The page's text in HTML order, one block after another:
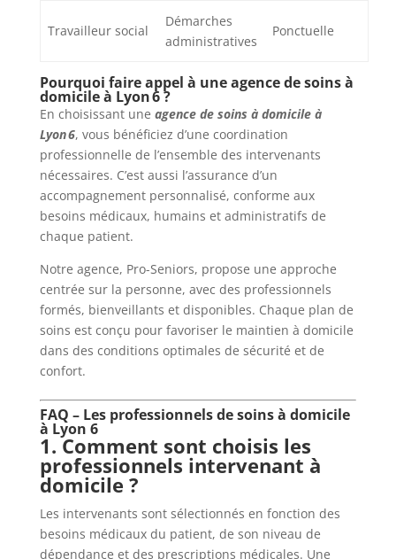
Travailleur social
Démarches
administratives
Ponctuelle
Pourquoi faire appel à une agence de soins à
domicile à Lyon 6 ?
En choisissant une agence de soins à domicile à
Lyon 6, vous bénéficiez d’une coordination
professionnelle de l’ensemble des intervenants
nécessaires. C’est aussi l’assurance d’un
accompagnement personnalisé, conforme aux
besoins médicaux, humains et administratifs de
chaque patient.
Notre agence, Pro-Seniors, propose une approche
centrée sur la personne, avec des professionnels
formés, bienveillants et disponibles. Chaque plan de
soins est conçu pour favoriser le maintien à domicile
dans des conditions optimales de sécurité et de
confort.
FAQ – Les professionnels de soins à domicile
à Lyon 6
1. Comment sont choisis les
professionnels intervenant à
domicile ?
Les intervenants sont sélectionnés en fonction des
besoins médicaux du patient, de son niveau de
dépendance et des prescriptions médicales. Une